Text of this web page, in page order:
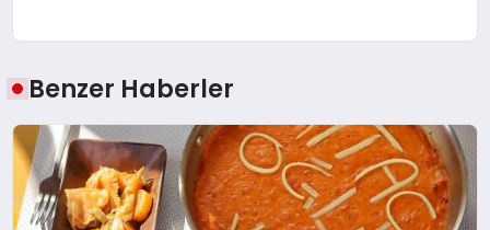
Benzer Haberler